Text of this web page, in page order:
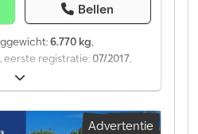
Bellen
6.770 kg,
, eerste registratie:07/2017,
2017
ABS, Leeggewicht: 6.770 kg,
(EBS), 1x15- en 2x7-polige
Advertentie